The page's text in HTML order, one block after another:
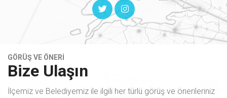
GÖRÜŞ VE ÖNERİ
Bize Ulaşın
İlçemiz ve Belediyemiz ile ilgili her türlü görüş ve önerileriniz